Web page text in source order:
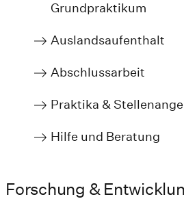
Grundpraktikum
Auslandsaufenthalt
Abschlussarbeit
Praktika &
Hilfe und Beratung
Forschung &